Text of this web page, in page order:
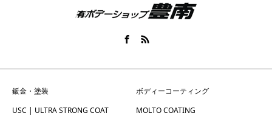
鈑金・塗装
ボディーコーティング
USC | ULTRA STRONG COAT
MOLTO COATING